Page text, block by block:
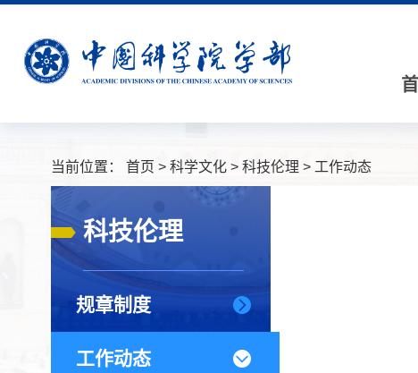
当前位置： 首页 > 科学文化 > 科技伦理 > 工作动态
科技伦理
规章制度
工作动态